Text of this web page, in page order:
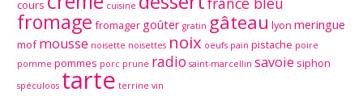
cours cuisine
fromage fromager goûter gratin gâteau lyon meringue
mof mousse noisette noisettes noix oeufs pain pistache poire
pomme pommes porc prune radio saint-marcellin savoie siphon
spéculoos tarte terrine vin